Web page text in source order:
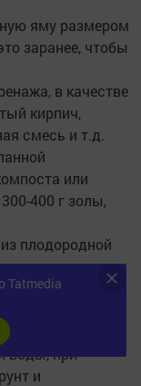
яму размером
заранее, чтобы
в качестве
кирпич,
смесь и т.д.
или
400 г золы,
плодородной
корни.
до
7 см, аккуратно
воды, при
и
Tatmedia